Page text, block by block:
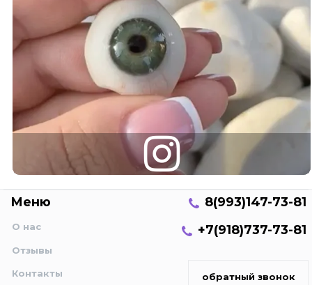
Меню
О нас
Отзывы
Контакты
8(993)147-73-81
+7(918)737-73-81
обратный звонок